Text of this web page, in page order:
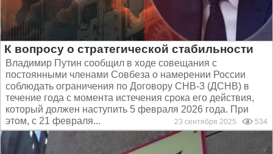
К вопросу о стратегической стабильности
Владимир Путин сообщил в ходе совещания с
постоянными членами Совбеза о намерении России
соблюдать ограничения по Договору СНВ-3 (ДСНВ) в
течение года с момента истечения срока его действия,
который должен наступить 5 февраля 2026 года. При
этом, с 21 февраля...
23 сентября 2025 534